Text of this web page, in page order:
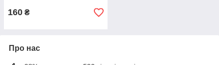
160 ₴
Про нас